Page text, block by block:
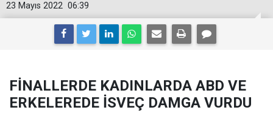
06:39
23 Mayıs 2022
FİNALLERDE KADINLARDA ABD VE
ERKELEREDE İSVEÇ DAMGA VURDU